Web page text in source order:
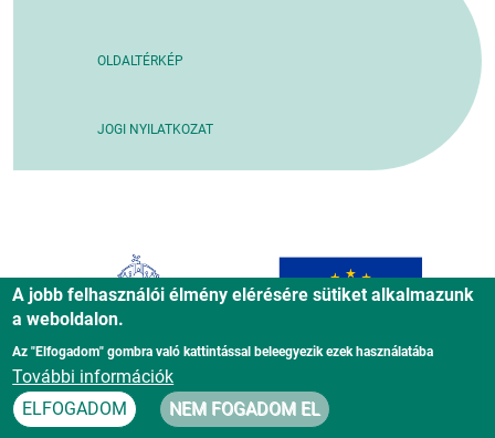
OLDALTÉRKÉP
JOGI NYILATKOZAT
A jobb felhasználói élmény elérésére sütiket alkalmazunk
a weboldalon.
Az "Elfogadom" gombra való kattintással beleegyezik ezek használatába
További információk
ELFOGADOM
NEM FOGADOM EL